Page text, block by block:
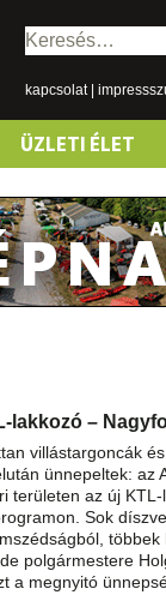
Keresés:
kapcsolat|
ÜZLETI ÉLET
lakkozó –
villástargoncák
ünnepeltek: az
területen az új
Sok
polgármestere
a megnyitó